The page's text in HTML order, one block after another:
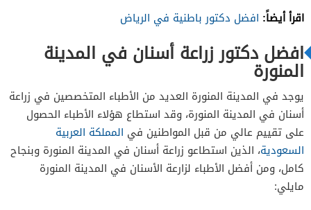
اقرأ أيضاً: افضل دكتور باطنية في الرياض
افضل دكتور زراعة أسنان في المدينة
المنورة
يوجد في المدينة المنورة العديد من الأطباء المتخصصين في زراعة
أسنان في المدينة المنورة، وقد استطاع هؤلاء الأطباء الحصول
على تقييم عالي من قبل المواطنين في المملكة العربية
السعودية، الذين استطاعو زراعة أسنان في المدينة المنورة وبنجاح
كامل، ومن أفضل الأطباء لزارعة الأسنان في المدينة المنورة
مايلي: